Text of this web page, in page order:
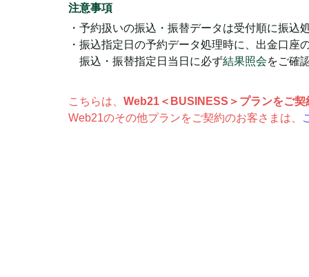
注意事項
・予約扱いの振込・振替データは受付順に振込
・振込指定日の予約データ処理時に、出金口
振込・振替指定日当日に必ず結果照会をご確
こちらは、 Web21＜BUSINESS＞プランをご契
Web21のその他プランをご契約のお客さまは、